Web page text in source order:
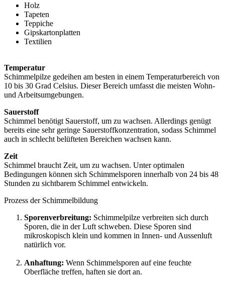
Holz
Tapeten
Teppiche
Gipskartonplatten
Textilien
Temperatur
Schimmelpilze gedeihen am besten in einem Temperaturbereich von
10 bis 30 Grad Celsius. Dieser Bereich umfasst die meisten Wohn-
und Arbeitsumgebungen.
Sauerstoff
Schimmel benötigt Sauerstoff, um zu wachsen. Allerdings genügt
bereits eine sehr geringe Sauerstoffkonzentration, sodass Schimmel
auch in schlecht belüfteten Bereichen wachsen kann.
Zeit
Schimmel braucht Zeit, um zu wachsen. Unter optimalen
Bedingungen können sich Schimmelsporen innerhalb von 24 bis 48
Stunden zu sichtbarem Schimmel entwickeln.
Prozess der Schimmelbildung
Sporenverbreitung: Schimmelpilze verbreiten sich durch
Sporen, die in der Luft schweben. Diese Sporen sind
mikroskopisch klein und kommen in Innen- und Aussenluft
natürlich vor.
Anhaftung: Wenn Schimmelsporen auf eine feuchte
Oberfläche treffen, haften sie dort an.